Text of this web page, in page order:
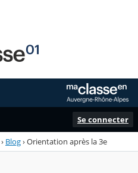
Se connecter
› Blog›Orientation après la 3e